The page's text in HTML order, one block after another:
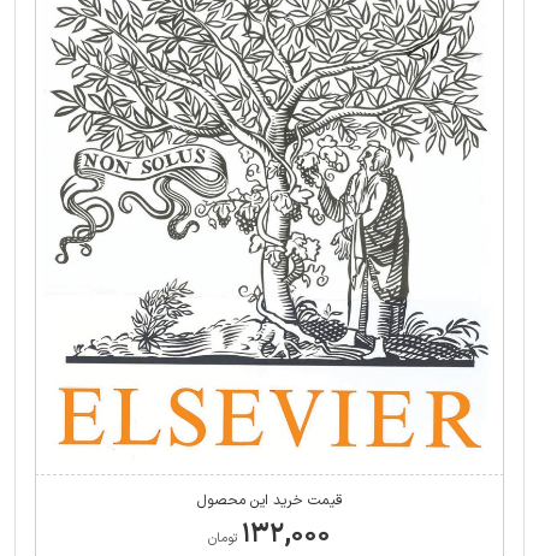
قیمت خرید این محصول
۱۳۲,۰۰۰ تومان